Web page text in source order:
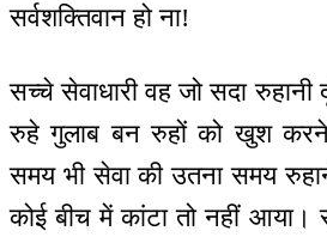
सर्वशक्तिवान हो ना!
सच्चे सेवाधारी वह जो सदा रुहानी
रुहे गुलाब बन रुहों को खुश करने
समय भी सेवा की उतना समय
कोई बीच में कांटा तो नहीं आया।